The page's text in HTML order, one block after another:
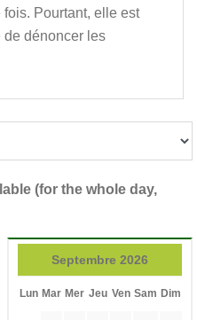
Pourtant, elle est
de dénoncer les
(for the whole day,
Septembre 2026
Lun Mar Mer Jeu Ven Sam Dim